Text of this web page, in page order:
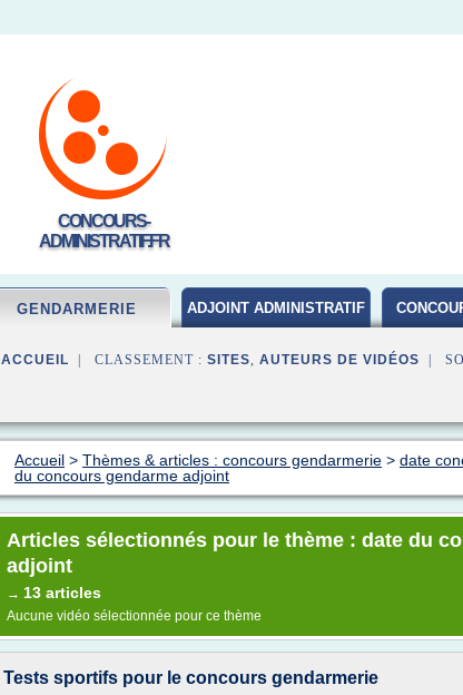
CONCOURS-
ADMINISTRATIF.FR
GENDARMERIE ADJOINT ADMINISTRATIF
ACCUEIL | CLASSEMENT : SITES, AUTEURS DE VIDÉOS |
Accueil > Thèmes & articles : concours gendarmerie > date
du concours gendarme adjoint
Articles sélectionnés pour le thème : date du
adjoint
→ 13 articles
Aucune vidéo sélectionnée pour ce thème
Tests sportifs pour le concours gendarmerie